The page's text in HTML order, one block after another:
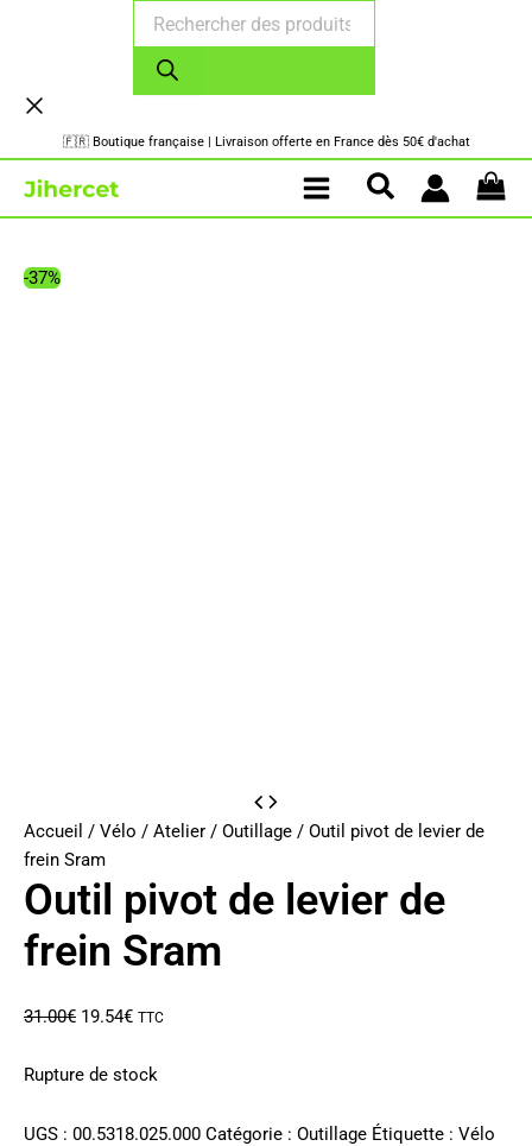
produits
🇫🇷 Boutique française | Livraison offerte en France dès 50€ d'achat
-37%
Accueil / Vélo / Atelier / Outillage / Outil pivot de levier de
frein Sram
Outil pivot de levier de
frein Sram
31.00€ Le
initial
31.00€.
19.54€Le
actuel
19.54€.
TTC
Rupture de stock
UGS : 00.5318.025.000 Catégorie : Outillage Étiquette : Vélo